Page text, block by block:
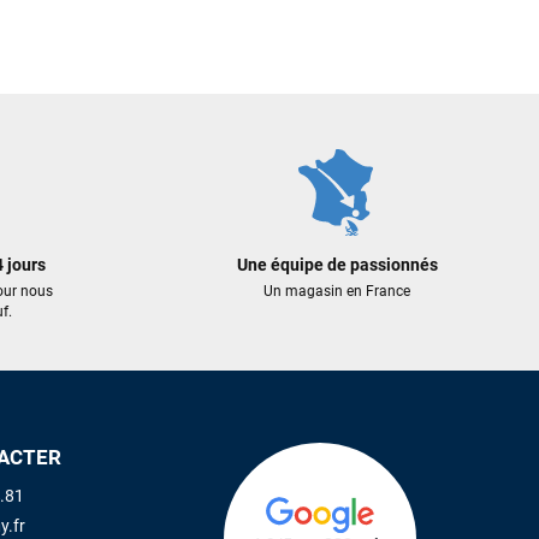
jours
nous
Une équipe de passionnés
Un magasin en France